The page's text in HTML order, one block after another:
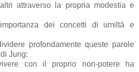
attraverso la propria modestia e
dei concetti di umiltà e
profondamente queste parole
Jung:
con il proprio non-potere ha